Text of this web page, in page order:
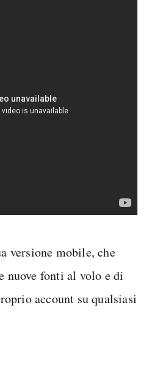
versione mobile, che
nuove fonti al volo e di
account su qualsiasi